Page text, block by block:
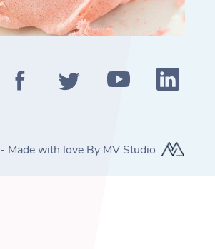
- Made with love By MV Studio